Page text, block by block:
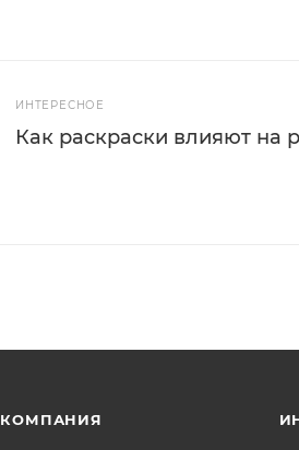
ИНТЕРЕСНОЕ
Как раскраски влияют на
КОМПАНИЯ